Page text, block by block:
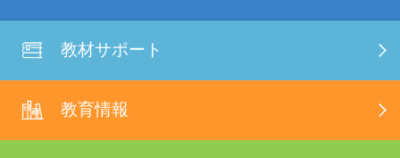
教材サポート
教育情報